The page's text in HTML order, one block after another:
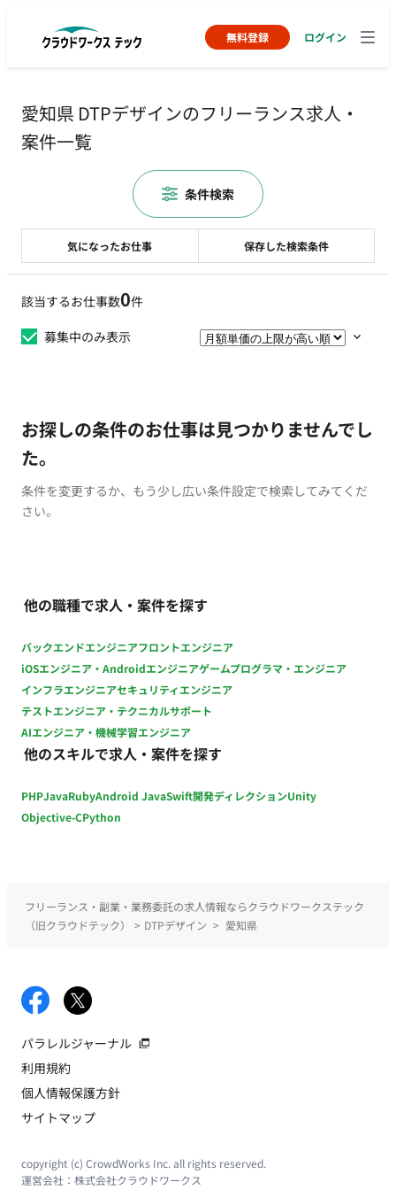
無料登録 ログイン
愛知県 DTPデザインのフリーランス求人・
案件一覧
該当するお仕事数0件
募集中のみ表示
お探しの条件のお仕事は見つかりませんでし
た。
条件を変更するか、もう少し広い条件設定で検索してみてくだ
さい。
他の職種で求人・案件を探す
バックエンドエンジニアフロントエンジニア
iOSエンジニア・Androidエンジニアゲームプログラマ・エンジニア
インフラエンジニアセキュリティエンジニア
テストエンジニア・テクニカルサポート
AIエンジニア・機械学習エンジニア
他のスキルで求人・案件を探す
PHPJavaRubyAndroid JavaSwift開発ディレクションUnity
Objective-CPython
気になったお仕事 保存した検索条件
条件検索
フリーランス・副業・業務委託の求人情報ならクラウドワークステック
（旧クラウドテック）
> DTPデザイン > 愛知県
パラレルジャーナル
利用規約
個人情報保護方針
サイトマップ
copyright (c) CrowdWorks Inc. all rights reserved.
運営会社： 株式会社クラウドワークス